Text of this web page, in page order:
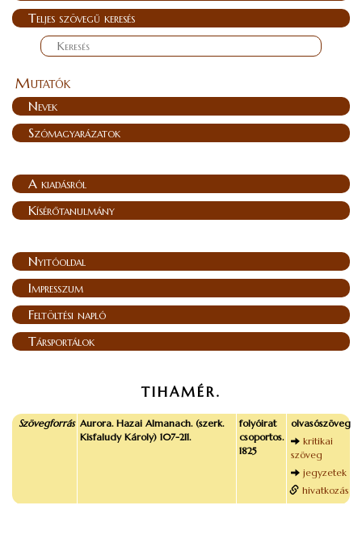
Teljes szövegű keresés
Mutatók
Nevek
Szómagyarázatok
A kiadásról
Kísérőtanulmány
Nyitóoldal
Impresszum
Feltöltési napló
Társportálok
TIHAMÉR.
Szövegforrás Aurora. Hazai Almanach. (szerk.
Kisfaludy Károly) 107-211.
folyóirat
csoportos.
1825
olvasószöveg
kritikai
szöveg
jegyzetek
hivatkozás